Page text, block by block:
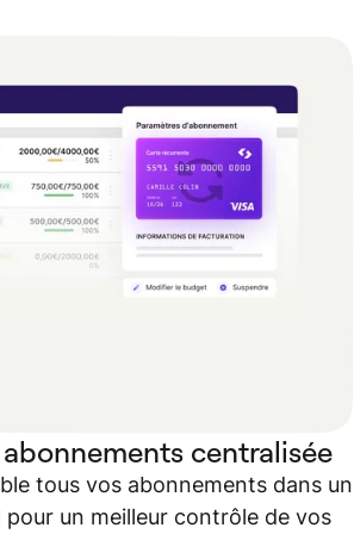
centralisée
tous vos abonnements dans un
un meilleur contrôle de vos